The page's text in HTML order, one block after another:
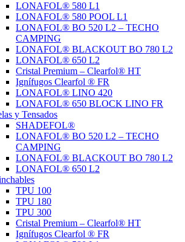
LONAFOL® 580 L1
LONAFOL® 580 POOL L1
LONAFOL® BO 520 L2 – TECHO
CAMPING
LONAFOL® BLACKOUT BO 780 L2
LONAFOL® 650 L2
Cristal Premium – Clearfol® HT
Ignífugos Clearfol ® FR
LONAFOL® LINO 420
LONAFOL® 650 BLOCK LINO FR
y Tensados
SHADEFOL®
LONAFOL® BO 520 L2 – TECHO
CAMPING
LONAFOL® BLACKOUT BO 780 L2
LONAFOL® 650 L2
TPU 100
TPU 180
TPU 300
Cristal Premium – Clearfol® HT
Ignífugos Clearfol ® FR